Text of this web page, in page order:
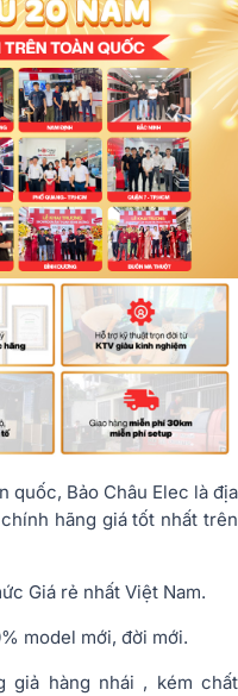
quốc, Bảo Châu Elec là địa
hãng giá tốt nhất trên
Giá rẻ nhất Việt Nam.
model mới, đời mới.
giả hàng nhái , kém chất